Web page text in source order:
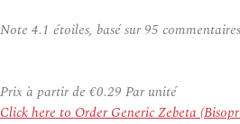
Note 4.1 étoiles, basé sur 95
Prix à partir de €0.29 Par unité
Click here to Order Generic Zebeta